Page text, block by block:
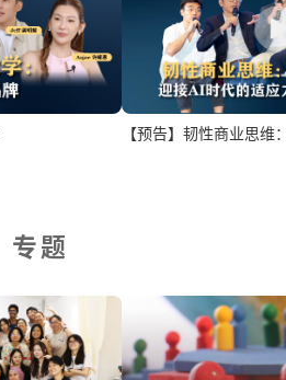
【预告】韧性商业思
专题